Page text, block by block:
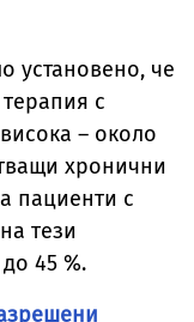
установено, че
с
– около
хронични
пациенти с
тези
45 %.